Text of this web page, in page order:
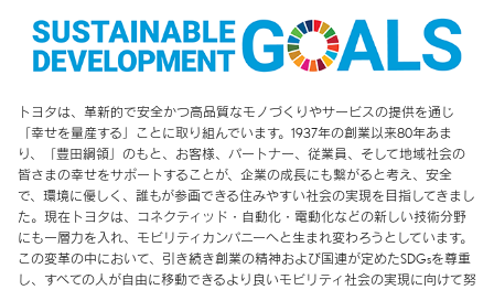
トヨタは、革新的で安全かつ高品質なモノづくりやサービスの提供を通じ
「幸せを量産する」ことに取り組んでいます。1937年の創業以来80年あま
り、「豊田綱領」のもと、お客様、パートナー、従業員、そして地域社会の
皆さまの幸せをサポートすることが、企業の成長にも繋がると考え、安全
で、環境に優しく、誰もが参画できる住みやすい社会の実現を目指してきまし
た。現在トヨタは、コネクティッド・自動化・電動化などの新しい技術分野
にも一層力を入れ、モビリティカンパニーへと生まれ変わろうとしています。
この変革の中において、引き続き創業の精神および国連が定めたSDGsを尊重
し、すべての人が自由に移動できるより良いモビリティ社会の実現に向けて努